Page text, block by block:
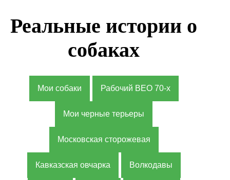
Реальные истории о
собаках
Мои собаки Рабочий ВЕО 70-х
Мои черные терьеры
Московская сторожевая
Кавказская овчарка Волкодавы